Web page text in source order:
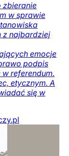
zbieranie
w sprawie
z najbardziej
emocje
podpis
referendum.
etycznym. A
się w